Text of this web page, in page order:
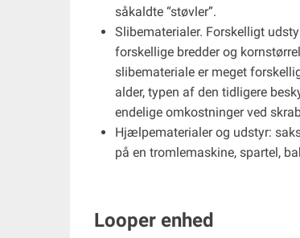
såkaldte “støvler”.
Slibematerialer. Forskelligt
forskellige bredder og
slibemateriale er meget
alder, typen af ​​den tidligere
endelige omkostninger ved
Hjælpematerialer og udstyr:
på en tromlemaskine, spartel,
Looper enhed